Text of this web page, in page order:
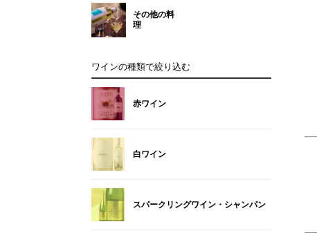
その他の料
理
ワインの種類で絞り込む
赤ワイン
白ワイン
スパークリングワイン・シャンパン